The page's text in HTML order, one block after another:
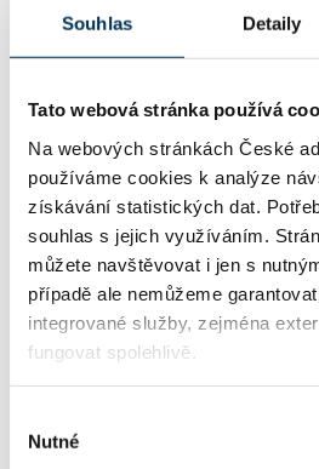
Souhlas Detaily
Tato webová stránka používá
Na webových stránkách České
používáme cookies k analýze
získávání statistických dat.
souhlas s jejich využíváním.
můžete navštěvovat i jen s
případě ale nemůžeme
integrované služby, zejména
fungovat spolehlivě.
souhlasu
Nutné
06 finanční právo, cenné
daně
16 obchodní právo